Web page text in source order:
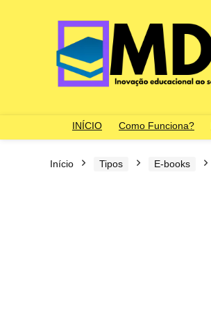
INÍCIO Como Funciona?
Início Tipos E-books